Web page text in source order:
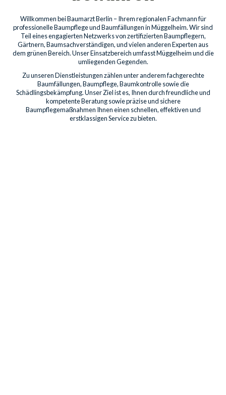
Willkommen bei Baumarzt Berlin – Ihrem regionalen Fachmann für
professionelle Baumpflege und Baumfällungen in Müggelheim. Wir sind
Teil eines engagierten Netzwerks von zertifizierten Baumpflegern,
Gärtnern, Baumsachverständigen, und vielen anderen Experten aus
dem grünen Bereich. Unser Einsatzbereich umfasst Müggelheim und die
umliegenden Gegenden.
Zu unseren Dienstleistungen zählen unter anderem fachgerechte
Baumfällungen, Baumpflege, Baumkontrolle sowie die
Schädlingsbekämpfung. Unser Ziel ist es, Ihnen durch freundliche und
kompetente Beratung sowie präzise und sichere
Baumpflegemaßnahmen Ihnen einen schnellen, effektiven und
erstklassigen Service zu bieten.